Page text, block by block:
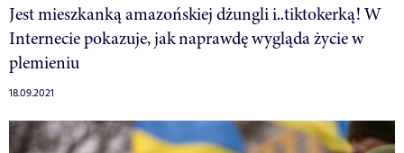
Jest mieszkanką amazońskiej dżungli i..tiktokerką! W
Internecie pokazuje, jak naprawdę wygląda życie w
plemieniu
18.09.2021